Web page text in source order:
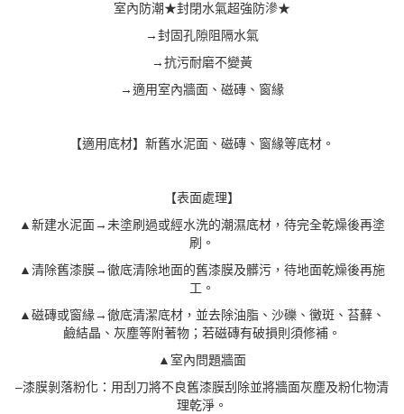
室內防潮★封閉水氣超強防滲★
→封固孔隙阻隔水氣
→抗污耐磨不變黃
→適用室內牆面、磁磚、窗緣
【適用底材】新舊水泥面、磁磚、窗緣等底材。
【表面處理】
▲新建水泥面→未塗刷過或經水洗的潮濕底材，待完全乾燥後再塗
刷。
▲清除舊漆膜→徹底清除地面的舊漆膜及髒污，待地面乾燥後再施
工。
▲磁磚或窗緣→徹底清潔底材，並去除油脂、沙礫、黴斑、苔蘚、
鹼結晶、灰塵等附著物；若磁磚有破損則須修補。
▲室內問題牆面
–漆膜剝落粉化：用刮刀將不良舊漆膜刮除並將牆面灰塵及粉化物清
理乾淨。